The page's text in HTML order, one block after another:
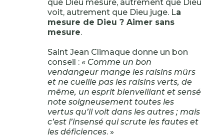
que Dieu mesure, autrement que Dieu
voit, autrement que Dieu juge. La
mesure de Dieu ? Aimer sans
mesure.
Saint Jean Climaque donne un bon
conseil : « Comme un bon
vendangeur mange les raisins mûrs
et ne cueille pas les raisins verts, de
même, un esprit bienveillant et sensé
note soigneusement toutes les
vertus qu’il voit dans les autres ; mais
c’est l’insensé qui scrute les fautes et
les déficiences. »